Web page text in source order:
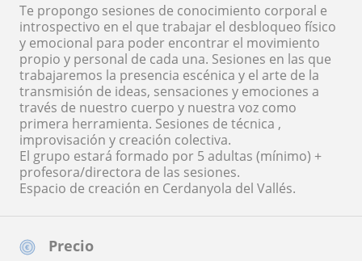
Precio
Te propongo sesiones de conocimiento corporal e
introspectivo en el que trabajar el desbloqueo físico
y emocional para poder encontrar el movimiento
propio y personal de cada una. Sesiones en las que
trabajaremos la presencia escénica y el arte de la
transmisión de ideas, sensaciones y emociones a
través de nuestro cuerpo y nuestra voz como
primera herramienta. Sesiones de técnica ,
improvisación y creación colectiva.
El grupo estará formado por 5 adultas (mínimo) +
profesora/directora de las sesiones.
Espacio de creación en Cerdanyola del Vallés.